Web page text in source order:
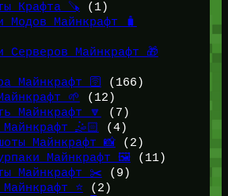
Крафта 🪚 (1)
Модов Майнкрафт 🧳
Серверов Майнкрафт 🎁
Майнкрафт 🛜
(166)
🌱
(12)
Майнкрафт 🔽
(7)
🤹🏻
(4)
Майнкрафт 📸(2)
Майнкрафт 🖼️(11)
Майнкрафт ✂️ (9)
⭐(2)